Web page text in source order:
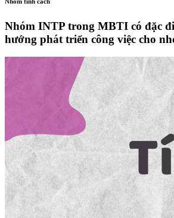
Nhóm INTP trong MBTI có đặc
hướng phát triển công việc cho